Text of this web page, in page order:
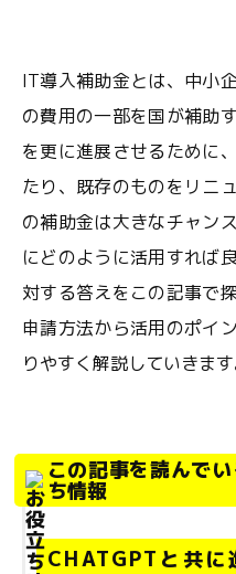
IT導入補助金とは、中小
の費用の一部を国が補助
を更に進展させるために
たり、既存のものをリニ
の補助金は大きなチャン
にどのように活用すれば
対する答えをこの記事で
申請方法から活用のポイ
りやすく解説していきます
この記事を読んで
ち情報
CHATGPTと共